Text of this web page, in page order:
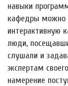
навыки
кафедры можно
интерактивную
люди,
слушали и
экспертам
намерение